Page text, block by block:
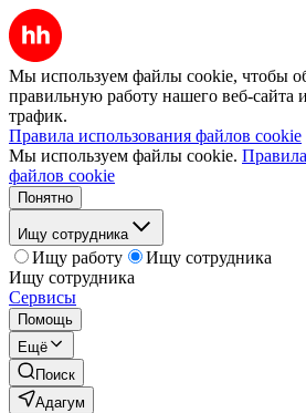
Мы используем файлы cookie, чтобы
правильную работу нашего веб-сайта
трафик.
Правила использования файлов cookie
Мы используем файлы cookie.
файлов cookie
Понятно
Ищу сотрудника
Ищу работу
Ищу сотрудника
Ищу сотрудника
Сервисы
Помощь
Ещё
Поиск
Адагум